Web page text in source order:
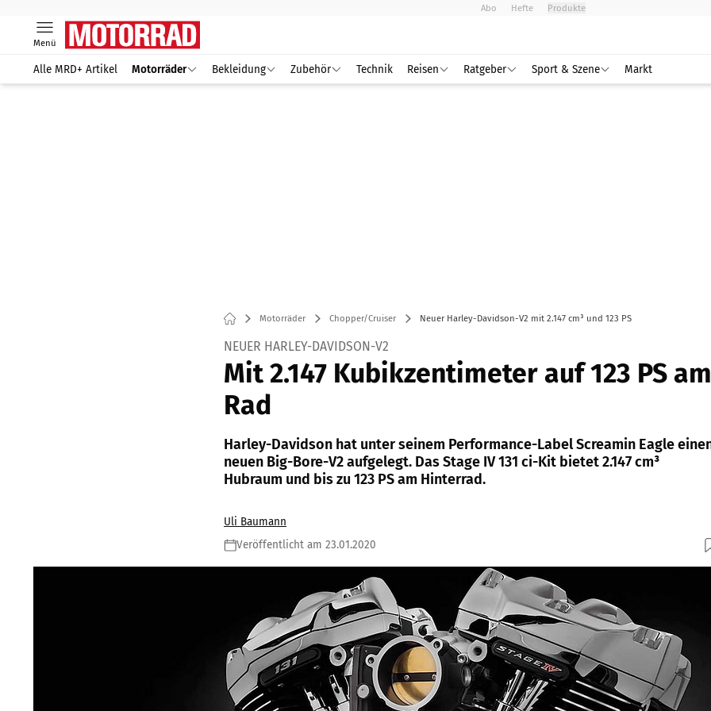
Abo Hefte Produkte
Menü
Alle MRD+ Artikel Motorräder Bekleidung Zubehör Technik Reisen Ratgeber Sport & Szene Markt
Motorräder Chopper/Cruiser Neuer Harley-Davidson-V2 mit 2.147 cm³ und 123 PS
NEUER HARLEY-DAVIDSON-V2
Mit 2.147 Kubikzentimeter auf 123 PS am
Rad
Harley-Davidson hat unter seinem Performance-Label Screamin Eagle
neuen Big-Bore-V2 aufgelegt. Das Stage IV 131 ci-Kit bietet 2.147 cm³
Hubraum und bis zu 123 PS am Hinterrad.
Uli Baumann
Veröffentlicht am 23.01.2020